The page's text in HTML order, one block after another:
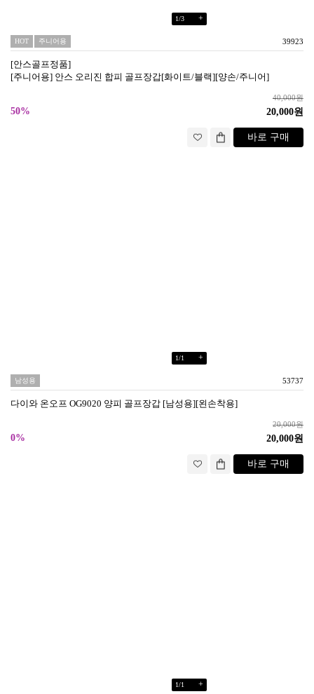
1 /3 +
HOT 주니어용 39923
[안스골프정품]
[주니어용] 안스 오리진 합피 골프장갑[화이트/블랙][양손/주니어]
40,000원
50% 20,000원
바로 구매
1 /1 +
남성용 53737
다이와 온오프 OG9020 양피 골프장갑 [남성용][왼손착용]
20,000원
0% 20,000원
바로 구매
1 /1 +